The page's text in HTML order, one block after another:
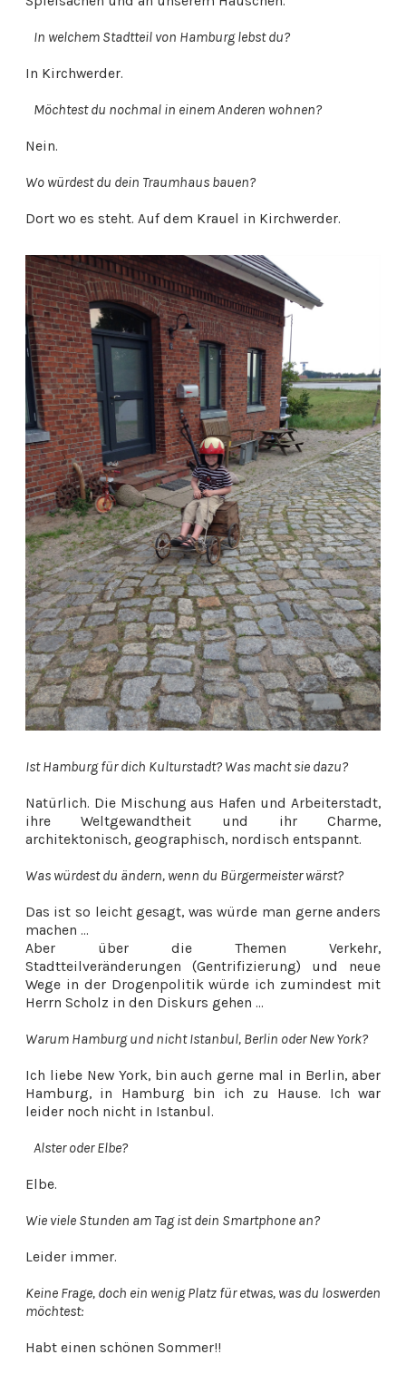
In welchem Stadtteil von Hamburg lebst du?
In Kirchwerder.
Möchtest du nochmal in einem Anderen wohnen?
Nein.
Wo würdest du dein Traumhaus bauen?
Dort wo es steht. Auf dem Krauel in Kirchwerder.
Ist Hamburg für dich Kulturstadt? Was macht sie dazu?
Natürlich. Die Mischung aus Hafen und Arbeiterstadt,
ihre Weltgewandtheit und ihr Charme,
architektonisch, geographisch, nordisch entspannt.
Was würdest du ändern, wenn du Bürgermeister wärst?
Das ist so leicht gesagt, was würde man gerne anders
machen ...
Aber über die Themen Verkehr,
Stadtteilveränderungen (Gentrifizierung) und neue
Wege in der Drogenpolitik würde ich zumindest mit
Herrn Scholz in den Diskurs gehen ...
Warum Hamburg und nicht Istanbul, Berlin oder New York?
Ich liebe New York, bin auch gerne mal in Berlin, aber
Hamburg, in Hamburg bin ich zu Hause. Ich war
leider noch nicht in Istanbul.
Alster oder Elbe?
Elbe.
Wie viele Stunden am Tag ist dein Smartphone an?
Leider immer.
Keine Frage, doch ein wenig Platz für etwas, was du loswerden
möchtest:
Habt einen schönen Sommer!!